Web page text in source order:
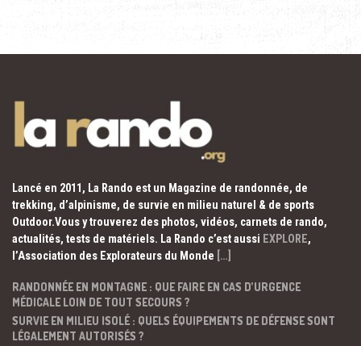
Lancé en 2011, La Rando est un Magazine de randonnée, de
trekking, d’alpinisme, de survie en milieu naturel & de sports
Outdoor.Vous y trouverez des photos, vidéos, carnets de rando,
actualités, tests de matériels. La Rando c’est aussi EXPLORE,
l’Association des Explorateurs du Monde […]
RANDONNÉE EN MONTAGNE : QUE FAIRE EN CAS D’URGENCE
MÉDICALE LOIN DE TOUT SECOURS ?
SURVIE EN MILIEU ISOLÉ : QUELS ÉQUIPEMENTS DE DÉFENSE SONT
LÉGALEMENT AUTORISÉS ?